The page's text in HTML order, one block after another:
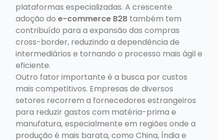
plataformas especializadas. A crescente
adoção do e-commerce B2B também tem
contribuído para a expansão das compras
cross-border, reduzindo a dependência de
intermediários e tornando o processo mais ágil e
eficiente.
Outro fator importante é a busca por custos
mais competitivos. Empresas de diversos
setores recorrem a fornecedores estrangeiros
para reduzir gastos com matéria-prima e
manufatura, especialmente em regiões onde a
produção é mais barata, como China, Índia e